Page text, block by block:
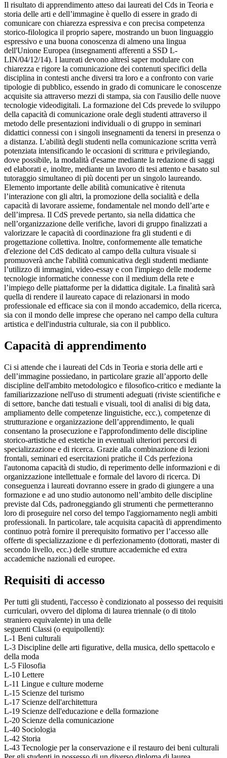
Il risultato di apprendimento atteso dai laureati del Cds in Teoria e
storia delle arti e dell’immagine è quello di essere in grado di
comunicare con chiarezza espressiva e con precisa competenza
storico-filologica il proprio sapere, mostrando un buon linguaggio
espressivo e una buona conoscenza di almeno una lingua
dell'Unione Europea (insegnamenti afferenti a SSD L-
LIN/04/12/14). I laureati devono altresì saper modulare con
chiarezza e rigore la comunicazione dei contenuti specifici della
disciplina in contesti anche diversi tra loro e a confronto con varie
tipologie di pubblico, essendo in grado di comunicare le conoscenze
acquisite sia attraverso mezzi di stampa, sia con l'ausilio delle nuove
tecnologie videodigitali. La formazione del Cds prevede lo sviluppo
della capacità di comunicazione orale degli studenti attraverso il
metodo delle presentazioni individuali o di gruppo in seminari
didattici connessi con i singoli insegnamenti da tenersi in presenza o
a distanza. L'abilità degli studenti nella comunicazione scritta verrà
potenziata intensificando le occasioni di scrittura e privilegiando,
dove possibile, la modalità d'esame mediante la redazione di saggi
ed elaborati e, inoltre, mediante un lavoro di tesi attento e basato sul
tutoraggio simultaneo di più docenti per un singolo laureando.
Elemento importante delle abilità comunicative è ritenuta
l’interazione con gli altri, la promozione della socialità e della
capacità di lavorare assieme, fondamentale nel mondo dell’arte e
dell’impresa. Il CdS prevede pertanto, sia nella didattica che
nell’organizzazione delle verifiche, lavori di gruppo finalizzati a
valorizzare le capacità di coordinazione fra gli studenti e di
progettazione collettiva. Inoltre, conformemente alle tematiche
d'elezione del CdS dedicato al campo della cultura visuale si
promuoverà anche l'abilità comunicativa degli studenti mediante
l’utilizzo di immagini, video-essay e con l'impiego delle moderne
tecnologie informatiche connesse con il medium della rete e
l’impiego delle piattaforme per la didattica digitale. La finalità sarà
quella di rendere il laureato capace di relazionarsi in modo
professionale ed efficace sia con il mondo accademico, della ricerca,
sia con il mondo delle imprese che operano nel campo della cultura
artistica e dell'industria culturale, sia con il pubblico.
Capacità di apprendimento
Ci si attende che i laureati del Cds in Teoria e storia delle arti e
dell’immagine possiedano, in particolare grazie all’apporto delle
discipline dell'ambito metodologico e filosofico-critico e mediante la
familiarizzazione nell'uso di strumenti adeguati (riviste scientifiche e
di settore, banche dati testuali e visuali, tool di analisi di big data,
ampliamento delle competenze linguistiche, ecc.), competenze di
strutturazione e organizzazione dell’apprendimento, le quali
consentano la prosecuzione e l'approfondimento delle discipline
storico-artistiche ed estetiche in eventuali ulteriori percorsi di
specializzazione e di ricerca. Grazie alla combinazione di lezioni
frontali, seminari ed esercitazioni pratiche il Cds perfeziona
l'autonoma capacità di studio, di reperimento delle informazioni e di
organizzazione intellettuale e formale del lavoro di ricerca. Di
conseguenza i laureati dovranno essere in grado di giungere a una
formazione e ad uno studio autonomo nell’ambito delle discipline
previste dal Cds, padroneggiando gli strumenti che permetteranno
loro di proseguire nel corso del tempo l'aggiornamento negli ambiti
professionali. In particolare, tale acquisita capacità di apprendimento
continuo potrà fornire il prerequisito formativo per l’accesso alle
offerte di specializzazione e di perfezionamento (dottorati, master di
secondo livello, ecc.) delle strutture accademiche ed extra
accademiche nazionali ed europee.
Requisiti di accesso
Per tutti gli studenti, l'accesso è condizionato al possesso dei requisiti
curriculari, ovvero del diploma di laurea triennale (o di titolo
straniero equivalente) in una delle
seguenti Classi (o equipollenti):
L-1 Beni culturali
L-3 Discipline delle arti figurative, della musica, dello spettacolo e
della moda
L-5 Filosofia
L-10 Lettere
L-11 Lingue e culture moderne
L-15 Scienze del turismo
L-17 Scienze dell'architettura
L-19 Scienze dell'educazione e della formazione
L-20 Scienze della comunicazione
L-40 Sociologia
L-42 Storia
L-43 Tecnologie per la conservazione e il restauro dei beni culturali